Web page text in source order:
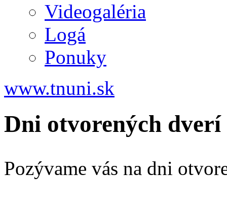
Videogaléria
Logá
Ponuky
www.tnuni.sk
Dni otvorených dverí
Pozývame vás na dni